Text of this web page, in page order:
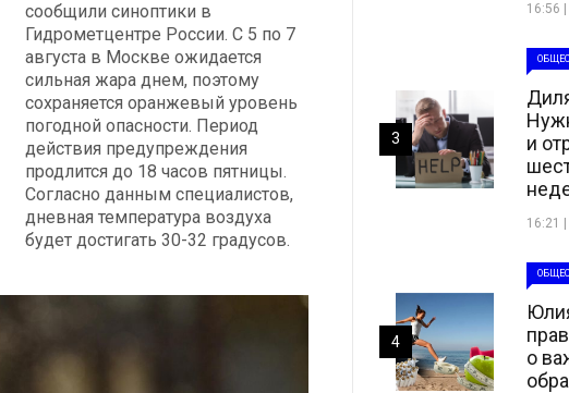
сообщили синоптики в
Гидрометцентре России. С 5 по 7
августа в Москве ожидается
сильная жара днем, поэтому
сохраняется оранжевый уровень
погодной опасности. Период
действия предупреждения
продлится до 18 часов пятницы.
Согласно данным специалистов,
дневная температура воздуха
будет достигать 30-32 градусов.
16:56
и
16:21
3
о
4